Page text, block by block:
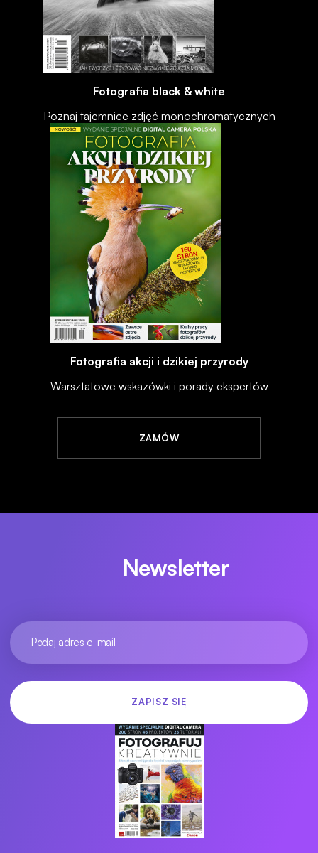
Fotografia black & white
Poznaj tajemnice zdjęć monochromatycznych
Fotografia akcji i dzikiej przyrody
Warsztatowe wskazówki i porady ekspertów
ZAMÓW
Newsletter